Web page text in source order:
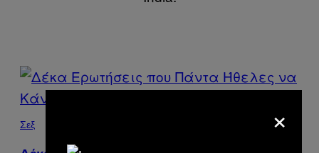
POSTS
BY
THIS
Σεξ ×